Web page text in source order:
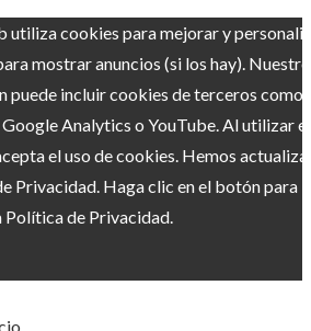
utiliza cookies para mejorar y
mostrar anuncios (si los hay). Nuestro
puede incluir cookies de terceros como
Analytics o YouTube. Al utilizar el
el uso de cookies. Hemos
Privacidad. Haga clic en el botón para
Política de Privacidad.